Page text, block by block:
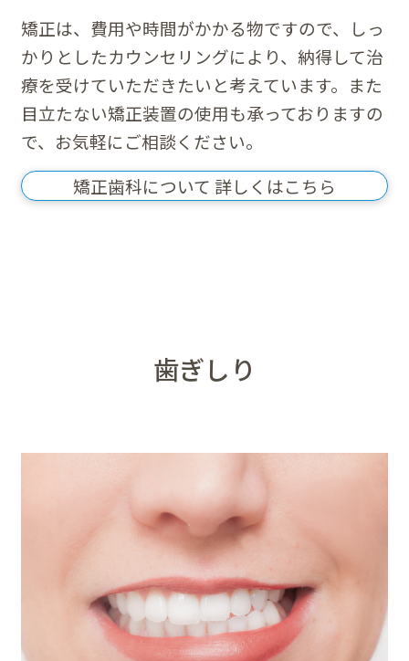
矯正は、費用や時間がかかる物ですので、しっ
かりとしたカウンセリングにより、納得して治
療を受けていただきたいと考えています。また
目立たない矯正装置の使用も承っておりますの
で、お気軽にご相談ください。
矯正歯科について 詳しくはこちら
歯ぎしり